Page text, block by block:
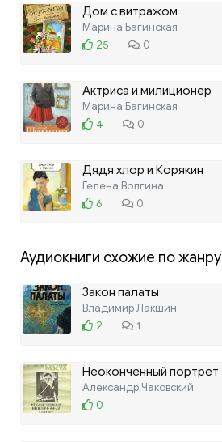
Дом с витражом
Марина Багинская
25
0
Актриса и милиционер
Марина Багинская
4
0
Дядя хлор и Корякин
Гелена Волгина
6
0
Аудиокниги схожие по жанру
Закон палаты
Владимир Лакшин
2
1
Неоконченный портрет
Александр Чаковский
0